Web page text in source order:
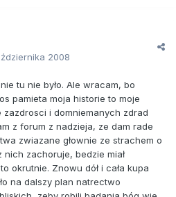
2008
tu nie było. Ale wracam, bo
pamieta moja historie to moje
zazdrosci i domniemanych zdrad
z forum z nadzieja, ze dam rade
zwiazane głownie ze strachem o
zachoruje, bedzie miał
okrutnie. Znowu dół i cała kupa
na dalszy plan natrectwo